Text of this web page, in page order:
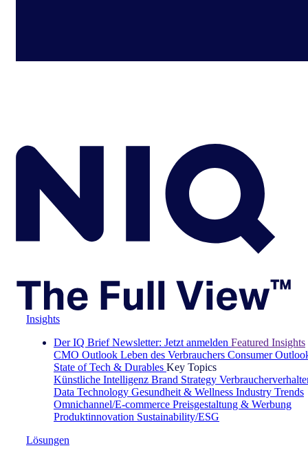
Insights
Der IQ Brief Newsletter: Jetzt anmelden Featured Insights
CMO Outlook Leben des Verbrauchers Consumer
State of Tech & Durables Key Topics
Künstliche Intelligenz Brand Strategy
Data Technology Gesundheit & Wellness Industry Trends
Omnichannel/E-commerce Preisgestaltung & Werbung
Produktinnovation Sustainability/ESG
Lösungen